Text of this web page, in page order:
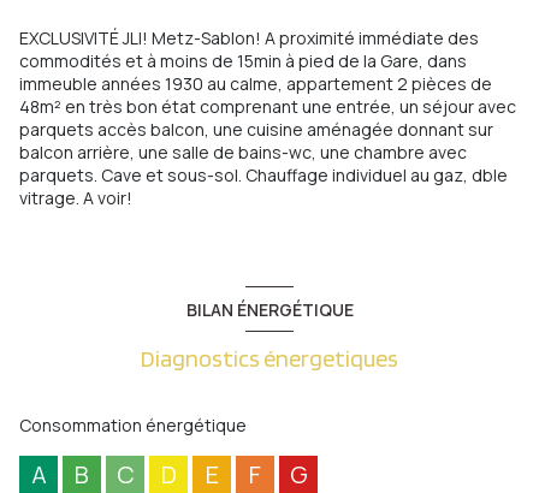
EXCLUSIVITÉ JLI! Metz-Sablon! A proximité immédiate des
commodités et à moins de 15min à pied de la Gare, dans
immeuble années 1930 au calme, appartement 2 pièces de
48m² en très bon état comprenant une entrée, un séjour avec
parquets accès balcon, une cuisine aménagée donnant sur
balcon arrière, une salle de bains-wc, une chambre avec
parquets. Cave et sous-sol. Chauffage individuel au gaz, dble
vitrage. A voir!
BILAN ÉNERGÉTIQUE
Diagnostics énergetiques
Consommation énergétique
A B C D E F G